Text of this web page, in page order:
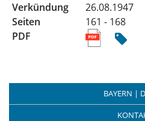
26.08.1947
161 - 168
BAYERN |